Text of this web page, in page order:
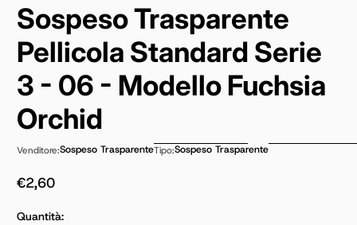
Sospeso Trasparente
Pellicola Standard Serie
3 - 06 - Modello Fuchsia
Orchid
Venditore:Sospeso TrasparenteTipo:Sospeso Trasparente
Prezzo normale
€2,60
Quantità: